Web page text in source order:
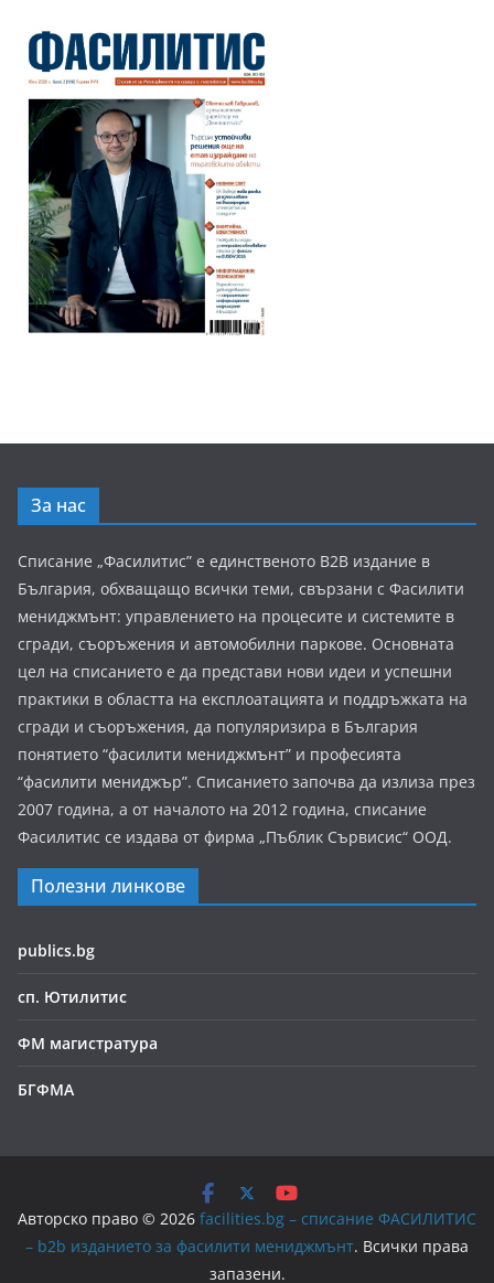
За нас
Списание „Фасилитис” е единственото B2B издание в
България, обхващащо всички теми, свързани с Фасилити
мениджмънт: управлението на процесите и системите в
сгради, съоръжения и автомобилни паркове. Основната
цел на списанието е да представи нови идеи и успешни
практики в областта на експлоатацията и поддръжката на
сгради и съоръжения, да популяризира в България
понятието “фасилити мениджмънт” и професията
“фасилити мениджър”. Списанието започва да излиза през
2007 година, а от началото на 2012 година, списание
Фасилитис се издава от фирма „Пъблик Сървисис“ ООД.
Полезни линкове
publics.bg
сп. Ютилитис
ФМ магистратура
БГФМА
Авторско право © 2026 facilities.bg – списание ФАСИЛИТИС
– b2b изданието за фасилити мениджмънт. Всички права
запазени.